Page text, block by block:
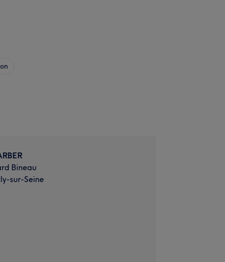
Bineau
sur-Seine